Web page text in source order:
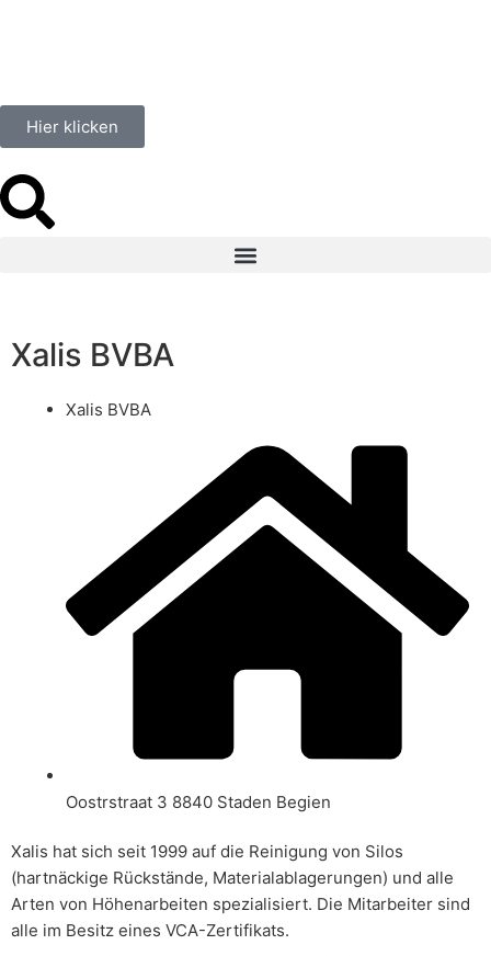
Hier klicken
Xalis BVBA
Xalis BVBA
Oostrstraat 3 8840 Staden Begien
Xalis hat sich seit 1999 auf die Reinigung von Silos
(hartnäckige Rückstände, Materialablagerungen) und alle
Arten von Höhenarbeiten spezialisiert. Die Mitarbeiter sind
alle im Besitz eines VCA-Zertifikats.